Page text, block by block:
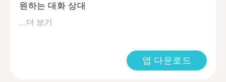
원하는 대화 상대
...더 보기
앱 다운로드